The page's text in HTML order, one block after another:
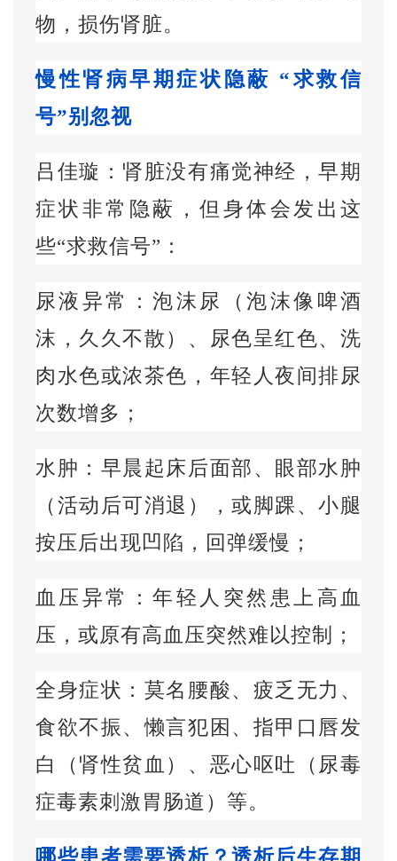
物，损伤肾脏。
慢性肾病早期症状隐蔽 “求救信
号”别忽视
吕佳璇：肾脏没有痛觉神经，早期
症状非常隐蔽，但身体会发出这
些“求救信号”：
尿液异常：泡沫尿（泡沫像啤酒
沫，久久不散）、尿色呈红色、洗
肉水色或浓茶色，年轻人夜间排尿
次数增多；
水肿：早晨起床后面部、眼部水肿
（活动后可消退），或脚踝、小腿
按压后出现凹陷，回弹缓慢；
血压异常：年轻人突然患上高血
压，或原有高血压突然难以控制；
全身症状：莫名腰酸、疲乏无力、
食欲不振、懒言犯困、指甲口唇发
白（肾性贫血）、恶心呕吐（尿毒
症毒素刺激胃肠道）等。
哪些患者需要透析？透析后生存期